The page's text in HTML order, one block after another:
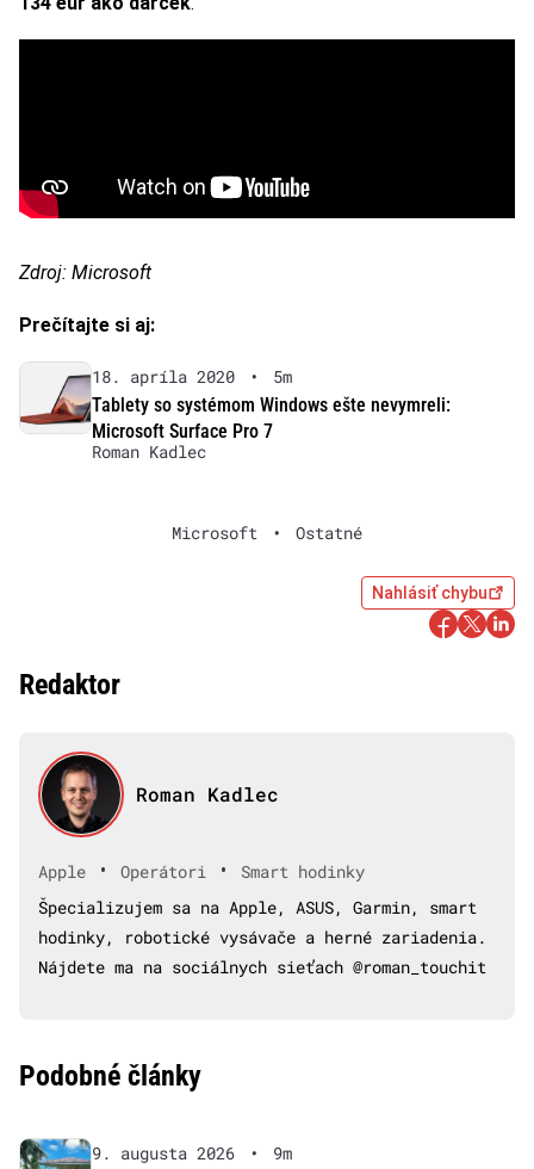
Zdroj: Microsoft
Prečítajte si aj:
18. apríla 2020 •
5m
Tablety so systémom Windows ešte nevymreli:
Microsoft Surface Pro 7
Roman Kadlec
Microsoft • Ostatné
Nahlásiť chybu
Redaktor
Roman Kadlec
Apple • Operátori •
Smart hodinky
Špecializujem sa na Apple, ASUS, Garmin, smart
hodinky, robotické vysávače a herné zariadenia.
Nájdete ma na sociálnych sieťach @roman_touchit
Podobné články
9. augusta 2026 •
9m